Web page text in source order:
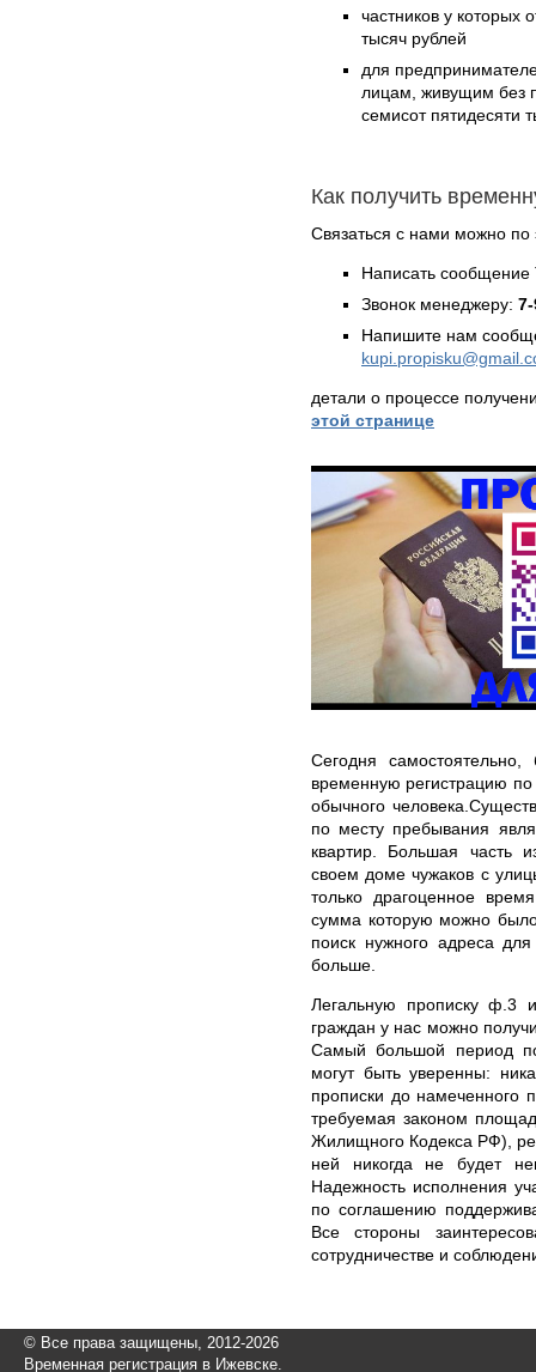
частников у которых
тысяч рублей
для
лицам, живущим без
семисот пятидесяти
Как получить
Связаться с нами можно по
Написать
Звонок менеджеру:
Напишите нам
детали о процессе
этой странице
Сегодня
временную регистрацию
обычного
по месту пребывания
квартир. Большая часть
своем доме чужаков с
только драгоценное
сумма которую можно
поиск нужного адреса
больше.
Легальную прописку ф.3
граждан у нас можно
Самый большой период
могут быть уверенны:
прописки до намеченного
требуемая законом
Жилищного Кодекса РФ),
ней никогда не будет
Надежность исполнения
по соглашению
Все стороны
сотрудничестве и
© Все права защищены, 2012-2026
Временная регистрация в Ижевске.